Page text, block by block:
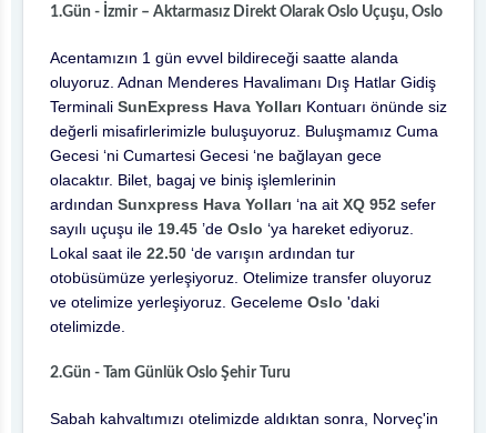
1.Gün - İzmir – Aktarmasız Direkt Olarak Oslo Uçuşu, Oslo
Acentamızın 1 gün evvel bildireceği saatte alanda
oluyoruz. Adnan Menderes Havalimanı Dış Hatlar Gidiş
Terminali SunExpress Hava Yolları Kontuarı önünde siz
değerli misafirlerimizle buluşuyoruz. Buluşmamız Cuma
Gecesi ‘ni Cumartesi Gecesi ‘ne bağlayan gece
olacaktır. Bilet, bagaj ve biniş işlemlerinin
ardından Sunxpress Hava Yolları ‘na ait XQ 952 sefer
sayılı uçuşu ile 19.45 ’de Oslo ‘ya hareket ediyoruz.
Lokal saat ile 22.50 ‘de varışın ardından tur
otobüsümüze yerleşiyoruz. Otelimize transfer oluyoruz
ve otelimize yerleşiyoruz. Geceleme Oslo 'daki
otelimizde.
2.Gün - Tam Günlük Oslo Şehir Turu
Sabah kahvaltımızı otelimizde aldıktan sonra, Norveç'in